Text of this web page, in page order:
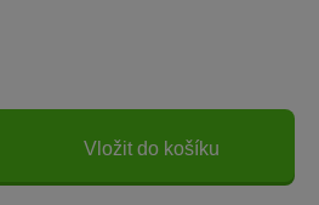
Vložit do košíku